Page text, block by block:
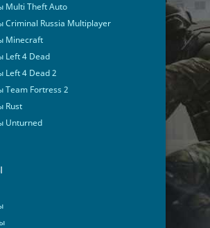
Multi Theft Auto
Criminal Russia Multiplayer
Minecraft
Left 4 Dead
Left 4 Dead 2
Team Fortress 2
Rust
Unturned